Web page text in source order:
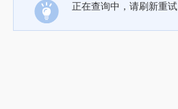
正在查询中，请刷新重试